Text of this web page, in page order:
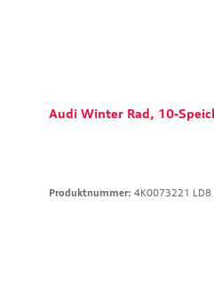
Audi Winter Rad, 10-
Produktnummer: 4K0073221 LD8